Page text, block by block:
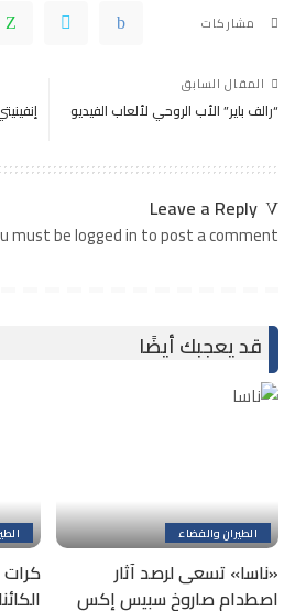
مشاركات
المقال السابق
“رالف باير” الأب الروحي لألعاب الفيديو
Leave a Reply
must be logged in to post a comment.
قد يعجبك أيضًا
الطيران والفضاء
«ناسا» تسعى لرصد آثار
اصطدام صاروخ سبيس إكس